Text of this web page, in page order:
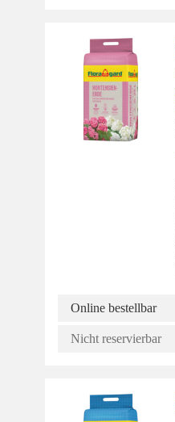
Online bestellbar
Nicht reservierbar